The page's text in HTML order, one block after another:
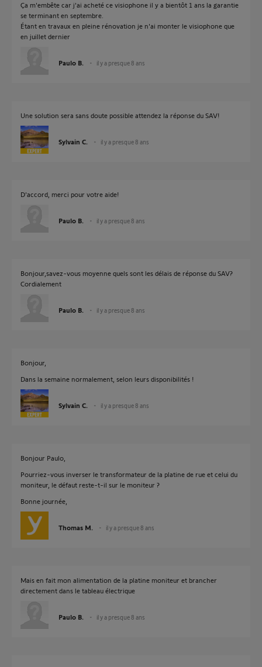
Ça m'embête car j'ai acheté ce visiophone il y a bientôt 1 ans la garantie
se terminant en septembre.
Étant en travaux en pleine rénovation je n'ai monter le visiophone que
en juillet dernier
Paulo B. il y a presque 8 ans
Une solution sera sans doute possible attendez la réponse du SAV!
Sylvain C. il y a presque 8 ans
D'accord, merci pour votre aide!
Paulo B. il y a presque 8 ans
Bonjour,savez-vous moyenne quels sont les délais de réponse du SAV?
Cordialement
Paulo B. il y a presque 8 ans
Bonjour,
Dans la semaine normalement, selon leurs disponibilités !
Sylvain C. il y a presque 8 ans
Bonjour Paulo,
Pourriez-vous inverser le transformateur de la platine de rue et celui du
moniteur, le défaut reste-t-il sur le moniteur ?
Bonne journée,
Thomas M. il y a presque 8 ans
Mais en fait mon alimentation de la platine moniteur et brancher
directement dans le tableau électrique
Paulo B. il y a presque 8 ans